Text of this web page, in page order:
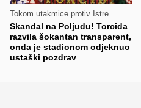
Tokom utakmice protiv Istre
Skandal na Poljudu! Torcida
razvila šokantan transparent,
onda je stadionom odjeknuo
ustaški pozdrav